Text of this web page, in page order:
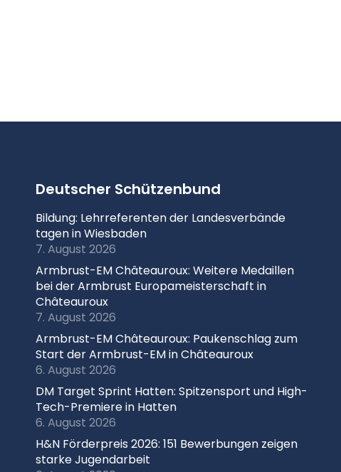
Deutscher Schützenbund
Bildung: Lehrreferenten der Landesverbände
tagen in Wiesbaden
7. August 2026
Armbrust-EM Châteauroux: Weitere Medaillen
bei der Armbrust Europameisterschaft in
Châteauroux
7. August 2026
Armbrust-EM Châteauroux: Paukenschlag zum
Start der Armbrust-EM in Châteauroux
6. August 2026
DM Target Sprint Hatten: Spitzensport und High-
Tech-Premiere in Hatten
6. August 2026
H&N Förderpreis 2026: 151 Bewerbungen zeigen
starke Jugendarbeit